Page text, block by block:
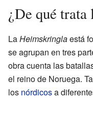
¿De qué
LaHeimskringlaestá
se agrupan en tres
obra cuenta las
el reino de Noruega.
los nórdicosa